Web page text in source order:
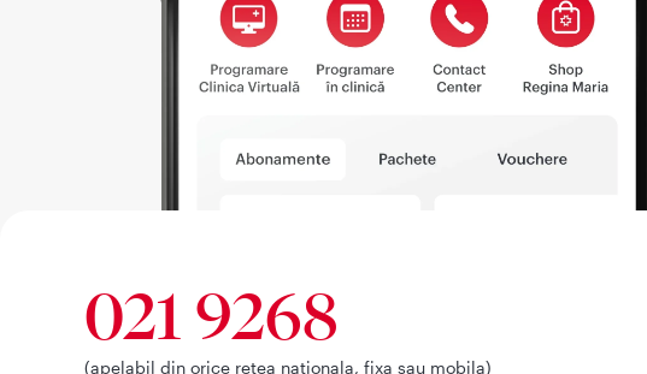
021 9268
(apelabil din orice retea nationala, fixa sau mobila)